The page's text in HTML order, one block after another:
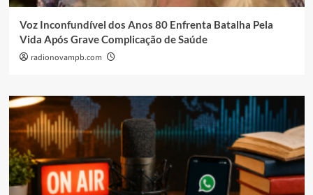
Voz Inconfundível dos Anos 80 Enfrenta Batalha Pela
Vida Após Grave Complicação de Saúde
radionovampb.com